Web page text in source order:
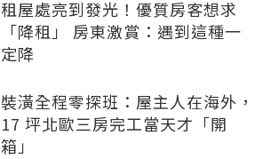
租屋處亮到發光！優質房客想求
「降租」 房東激賞：遇到這種一
定降
裝潢全程零探班：屋主人在海外，
17 坪北歐三房完工當天才「開
箱」